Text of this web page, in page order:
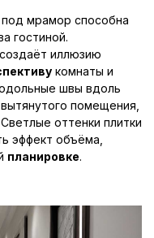
под мрамор способна
гостиной.
иллюзию
комнаты и
швы вдоль
помещения,
оттенки плитки
эффект объёма,
планировке.